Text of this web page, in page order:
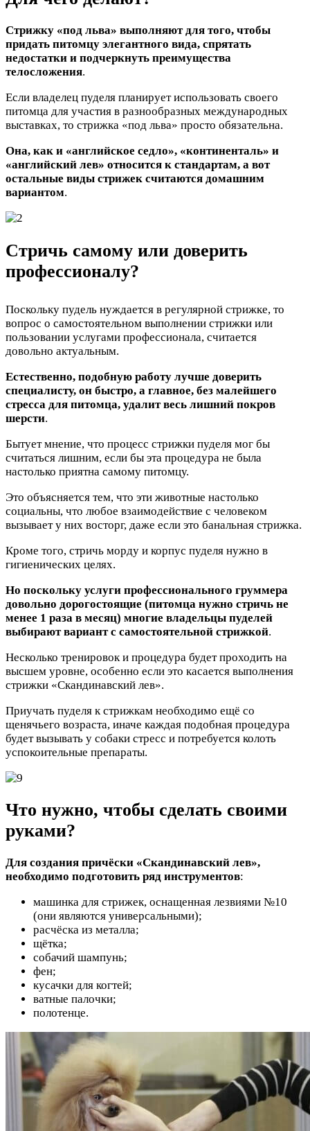
Стрижку «под льва» выполняют для того, чтобы
придать питомцу элегантного вида, спрятать
недостатки и подчеркнуть преимущества
телосложения.
Если владелец пуделя планирует использовать своего
питомца для участия в разнообразных международных
выставках, то стрижка «под льва» просто обязательна.
Она, как и «английское седло», «континенталь» и
«английский лев» относится к стандартам, а вот
остальные виды стрижек считаются домашним
вариантом.
Стричь самому или доверить
профессионалу?
Поскольку пудель нуждается в регулярной стрижке, то
вопрос о самостоятельном выполнении стрижки или
пользовании услугами профессионала, считается
довольно актуальным.
Естественно, подобную работу лучше доверить
специалисту, он быстро, а главное, без малейшего
стресса для питомца, удалит весь лишний покров
шерсти.
Бытует мнение, что процесс стрижки пуделя мог бы
считаться лишним, если бы эта процедура не была
настолько приятна самому питомцу.
Это объясняется тем, что эти животные настолько
социальны, что любое взаимодействие с человеком
вызывает у них восторг, даже если это банальная стрижка.
Кроме того, стричь морду и корпус пуделя нужно в
гигиенических целях.
Но поскольку услуги профессионального груммера
довольно дорогостоящие (питомца нужно стричь не
менее 1 раза в месяц) многие владельцы пуделей
выбирают вариант с самостоятельной стрижкой.
Несколько тренировок и процедура будет проходить на
высшем уровне, особенно если это касается выполнения
стрижки «Скандинавский лев».
Приучать пуделя к стрижкам необходимо ещё со
щенячьего возраста, иначе каждая подобная процедура
будет вызывать у собаки стресс и потребуется колоть
успокоительные препараты.
Что нужно, чтобы сделать своими
руками?
Для создания причёски «Скандинавский лев»,
необходимо подготовить ряд инструментов:
машинка для стрижек, оснащенная лезвиями №10
(они являются универсальными);
расчёска из металла;
щётка;
собачий шампунь;
фен;
кусачки для когтей;
ватные палочки;
полотенце.